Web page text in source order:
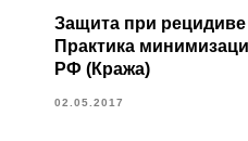
Защита при
Практика
РФ (Кража)
02.05.2017